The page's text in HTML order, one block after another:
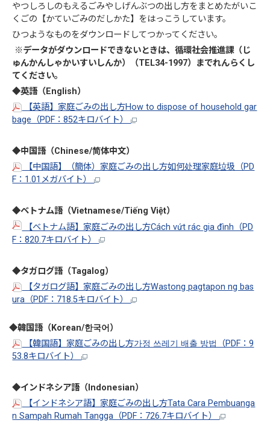
やつしろしのもえるごみやしげんぶつの出し方をまとめたがいこ
くごの【かていごみのだしかた】をはっこうしています。
ひつようなものをダウンロードしてつかってください。
※データがダウンロードできないときは、循環社会推進課（じ
ゅんかんしゃかいすいしんか）（TEL34-1997）までれんらくし
てください。
◆英語（English）
【英語】家庭ごみの出し方How to dispose of household gar
bage（PDF：852キロバイト）
◆中国語（Chinese/简体中文）
【中国語】（簡体）家庭ごみの出し方如何处理家庭垃圾（PD
F：1.01メガバイト）
◆ベトナム語（Vietnamese/Tiếng Việt）
【ベトナム語】家庭ごみの出し方Cách vứt rác gia đình（PD
F：820.7キロバイト）
◆タガログ語（Tagalog）
【タガログ語】家庭ごみの出し方Wastong pagtapon ng bas
ura（PDF：718.5キロバイト）
◆韓国語（Korean/한국어）
【韓国語】家庭ごみの出し方가정 쓰레기 배출 방법（PDF：9
53.8キロバイト）
◆インドネシア語（Indonesian）
【インドネシア語】家庭ごみの出し方Tata Cara Pembuanga
n Sampah Rumah Tangga（PDF：726.7キロバイト）